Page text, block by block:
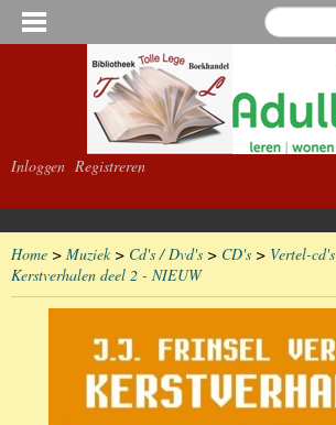
Inloggen Registreren
Home > Muziek> Cd's / Dvd's > CD's > Vertel-cd's
Kerstverhalen deel 2 - NIEUW